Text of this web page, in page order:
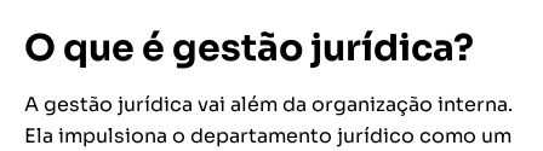
O que é gestão jurídica?
A gestão jurídica vai além da organização interna.
Ela impulsiona o departamento jurídico como um